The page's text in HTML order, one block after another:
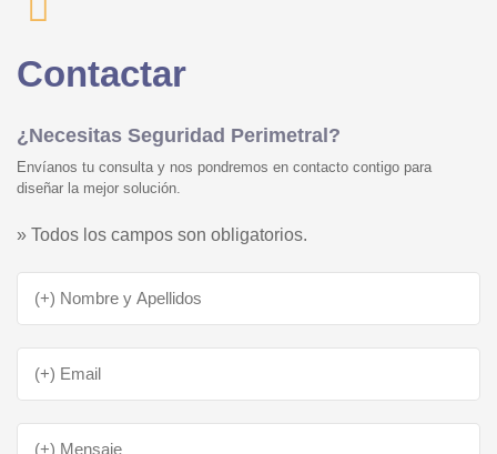
Contactar
¿Necesitas Seguridad Perimetral?
Envíanos tu consulta y nos pondremos en contacto contigo para
diseñar la mejor solución.
» Todos los campos son obligatorios.